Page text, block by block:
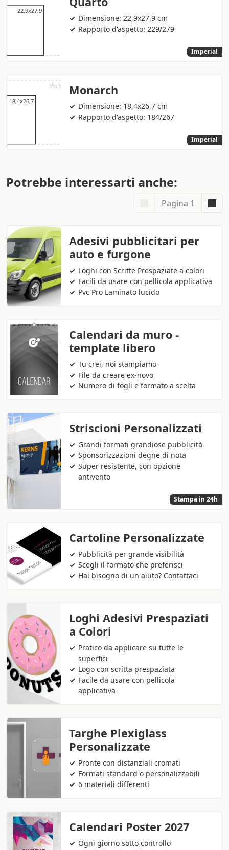
Dimensione: 22,9x27,9 cm
Rapporto d'aspetto: 229/279
Imperial
Monarch
Dimensione: 18,4x26,7 cm
Rapporto d'aspetto: 184/267
Imperial
Potrebbe interessarti anche:
Pagina 1
Adesivi pubblicitari per
auto e furgone
Loghi con Scritte Prespaziate a colori
Facili da usare con pellicola applicativa
Pvc Pro Laminato lucido
Calendari da muro -
template libero
Tu crei, noi stampiamo
File da creare ex-novo
Numero di fogli e formato a scelta
Striscioni Personalizzati
Grandi formati grandiose pubblicità
Sponsorizzazioni degne di nota
Super resistente, con opzione
antivento
Stampa in 24h
Cartoline Personalizzate
Pubblicità per grande visibilità
Scegli il formato che preferisci
Hai bisogno di un aiuto? Contattaci
Loghi Adesivi Prespaziati
a Colori
Pratico da applicare su tutte le
superfici
Logo con scritta prespaziata
Facile da usare con pellicola
applicativa
Targhe Plexiglass
Personalizzate
Pronte con distanziali cromati
Formati standard o personalizzabili
6 materiali differenti
Calendari Poster 2027
Ogni giorno sotto controllo